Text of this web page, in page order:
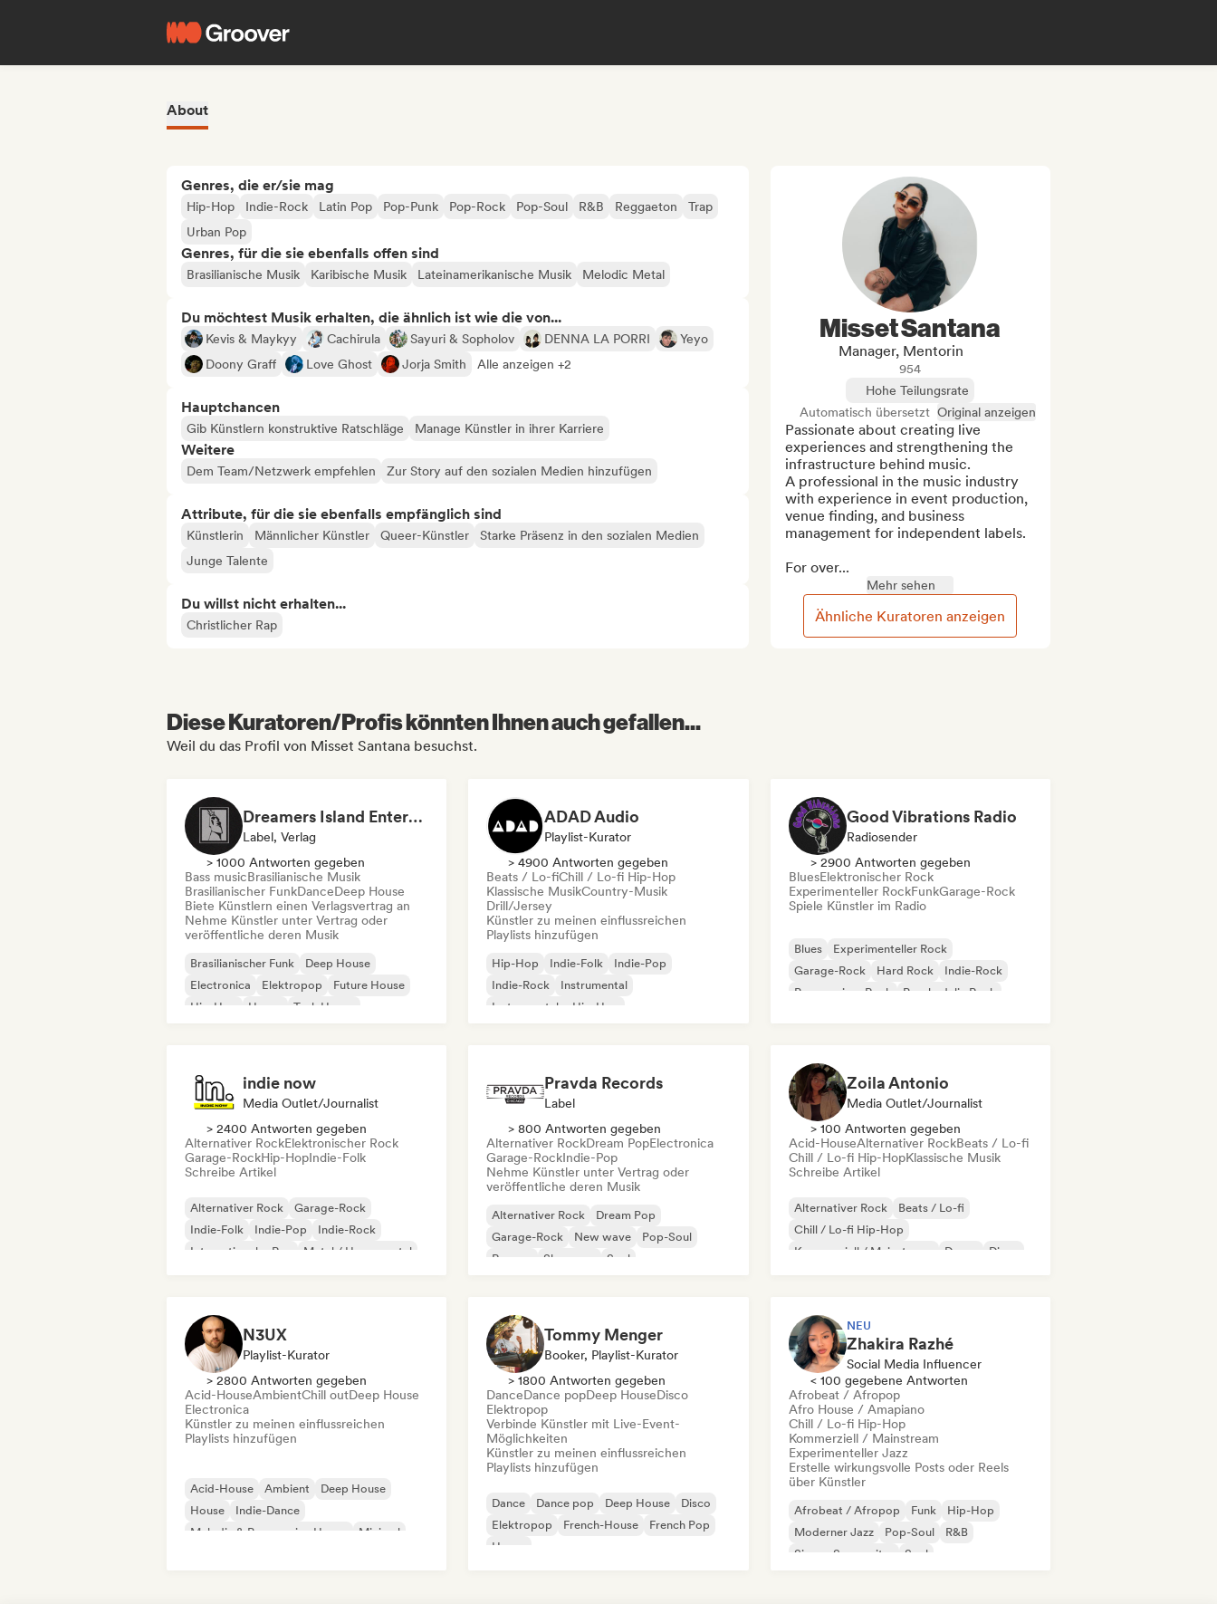
About
Genres, die er/sie mag
Hip-Hop Indie-Rock Latin Pop Pop-Punk Pop-Rock Pop-Soul R&B Reggaeton
Trap
Urban Pop
Genres, für die sie ebenfalls offen sind
Brasilianische Musik Karibische Musik Lateinamerikanische Musik Melodic Metal
Du möchtest Musik erhalten, die ähnlich ist wie die von...
Kevis & Maykyy Cachirula Sayuri & Sopholov DENNA LA PORRI
Yeyo
Doony Graff
Love Ghost Jorja Smith Alle anzeigen +2
Hauptchancen
Gib Künstlern konstruktive Ratschläge Manage Künstler in ihrer Karriere
Weitere
Dem Team/Netzwerk empfehlen Zur Story auf den sozialen Medien hinzufügen
Attribute, für die sie ebenfalls empfänglich sind
Künstlerin Männlicher Künstler Queer-Künstler
Starke Präsenz in den sozialen Medien
Junge Talente
Du willst nicht erhalten...
Christlicher Rap
Misset Santana
Manager, Mentorin
954
Hohe Teilungsrate
Automatisch übersetzt Original anzeigen
Passionate about creating live
experiences and strengthening the
infrastructure behind music.
A professional in the music industry
with experience in event production,
venue finding, and business
management for independent labels.
For over...
Mehr sehen
Ähnliche Kuratoren anzeigen
Diese Kuratoren/Profis könnten Ihnen auch gefallen...
Weil du das Profil von Misset Santana besuchst.
Dreamers Island Entertainment
Label, Verlag
> 1000 Antworten gegeben
Bass musicBrasilianische Musik
Brasilianischer FunkDanceDeep House
Biete Künstlern einen Verlagsvertrag an
Nehme Künstler unter Vertrag oder
veröffentliche deren Musik
Brasilianischer Funk
Deep House
Electronica
Elektropop
Future House
Hip-Hop
House Tech House
ADAD Audio
Playlist-Kurator
> 4900 Antworten gegeben
Beats / Lo-fiChill / Lo-fi Hip-Hop
Klassische MusikCountry-Musik
Drill/Jersey
Künstler zu meinen einflussreichen
Playlists hinzufügen
Hip-Hop Indie-Folk
Indie-Pop
Indie-Rock
Instrumental
Instrumentaler Hip-Hop
Good Vibrations Radio
Radiosender
> 2900 Antworten gegeben
BluesElektronischer Rock
Experimenteller RockFunkGarage-Rock
Spiele Künstler im Radio
Blues
Experimenteller Rock
Garage-Rock
Hard Rock
Indie-Rock
Progressiver Rock
Psychedelic Rock
indie now
Media Outlet/Journalist
> 2400 Antworten gegeben
Alternativer RockElektronischer Rock
Garage-RockHip-HopIndie-Folk
Schreibe Artikel
Alternativer Rock
Garage-Rock
Indie-Folk
Indie-Pop
Indie-Rock
Internationaler Rap
Metal / Heavy metal
Pravda Records
Label
> 800 Antworten gegeben
Alternativer RockDream PopElectronica
Garage-RockIndie-Pop
Nehme Künstler unter Vertrag oder
veröffentliche deren Musik
Alternativer Rock
Dream Pop
Garage-Rock
New wave
Pop-Soul
Reggae
Shoegaze Soul
Zoila Antonio
Media Outlet/Journalist
> 100 Antworten gegeben
Acid-HouseAlternativer RockBeats / Lo-fi
Chill / Lo-fi Hip-HopKlassische Musik
Schreibe Artikel
Alternativer Rock
Beats / Lo-fi
Chill / Lo-fi Hip-Hop
Kommerziell / Mainstream
Dance
Disco
N3UX
Playlist-Kurator
> 2800 Antworten gegeben
Acid-HouseAmbientChill outDeep House
Electronica
Künstler zu meinen einflussreichen
Playlists hinzufügen
Acid-House Ambient
Deep House
House
Indie-Dance
Melodic & Progressive House
Minimal
Tommy Menger
Booker, Playlist-Kurator
> 1800 Antworten gegeben
DanceDance popDeep HouseDisco
Elektropop
Verbinde Künstler mit Live-Event-
Möglichkeiten
Künstler zu meinen einflussreichen
Playlists hinzufügen
Dance Dance pop Deep House
Disco
Elektropop
French-House
French Pop
House
NEU
Zhakira Razhé
Social Media Influencer
< 100 gegebene Antworten
Afrobeat / Afropop
Afro House / Amapiano
Chill / Lo-fi Hip-Hop
Kommerziell / Mainstream
Experimenteller Jazz
Erstelle wirkungsvolle Posts oder Reels
über Künstler
Afrobeat / Afropop Funk
Hip-Hop
Moderner Jazz
Pop-Soul
R&B
Singer-Songwriter
Soul